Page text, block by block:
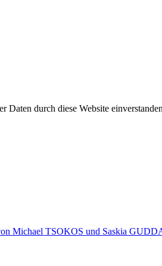
Daten durch diese Website
Michael TSOKOS und Saskia